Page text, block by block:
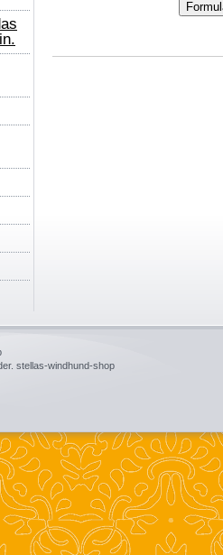
stellas-windhund-shop